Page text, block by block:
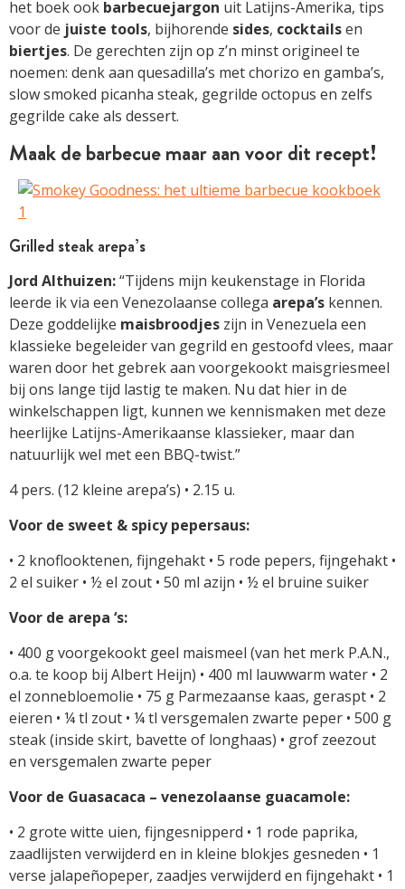
het boek ook barbecuejargon uit Latijns-Amerika, tips
voor de juiste tools, bijhorende sides, cocktailsen
biertjes. De gerechten zijn op z’n minst origineel te
noemen: denk aan quesadilla’s met chorizo en gamba’s,
slow smoked picanha steak, gegrilde octopus en zelfs
gegrilde cake als dessert.
Maak de barbecue maar aan voor dit recept!
Grilled steak arepa’s
Jord Althuizen:“Tijdens mijn keukenstage in Florida
leerde ik via een Venezolaanse collega arepa’s kennen.
Deze goddelijke maisbroodjes zijn in Venezuela een
klassieke begeleider van gegrild en gestoofd vlees, maar
waren door het gebrek aan voorgekookt maisgriesmeel
bij ons lange tijd lastig te maken. Nu dat hier in de
winkelschappen ligt, kunnen we kennismaken met deze
heerlijke Latijns-Amerikaanse klassieker, maar dan
natuurlijk wel met een BBQ-twist.”
4 pers. (12 kleine arepa’s) • 2.15 u.
Voor de sweet & spicy pepersaus:
• 2 knoflooktenen, fijngehakt • 5 rode pepers, fijngehakt •
2 el suiker • ½ el zout • 50 ml azijn • ½ el bruine suiker
Voor de arepa ‘s:
• 400 g voorgekookt geel maismeel (van het merk P.A.N.,
o.a. te koop bij Albert Heijn) • 400 ml lauwwarm water • 2
el zonnebloemolie • 75 g Parmezaanse kaas, geraspt • 2
eieren • ¼ tl zout • ¼ tl versgemalen zwarte peper • 500 g
steak (inside skirt, bavette of longhaas) • grof zeezout
en versgemalen zwarte peper
Voor de Guasacaca – venezolaanse guacamole:
• 2 grote witte uien, fijngesnipperd • 1 rode paprika,
zaadlijsten verwijderd en in kleine blokjes gesneden • 1
verse jalapeñopeper, zaadjes verwijderd en fijngehakt • 1